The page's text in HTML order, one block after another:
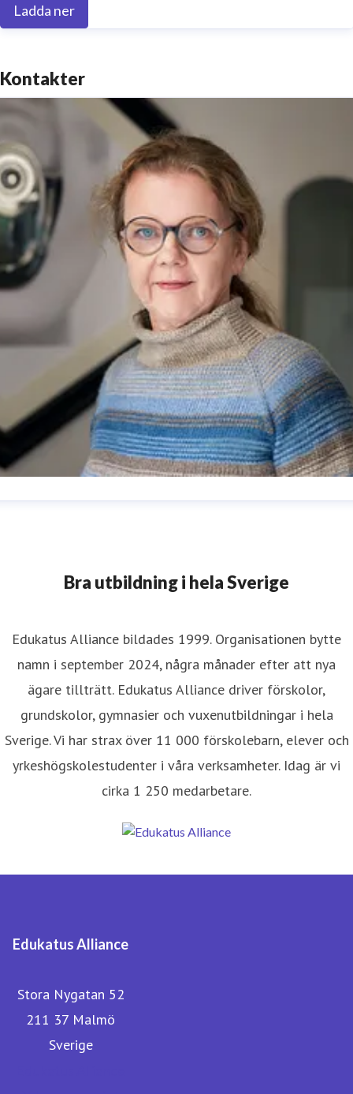
Ladda ner
Kontakter
Bra utbildning i hela Sverige
Edukatus Alliance bildades 1999. Organisationen bytte
namn i september 2024, några månader efter att nya
ägare tillträtt. Edukatus Alliance driver förskolor,
grundskolor, gymnasier och vuxenutbildningar i hela
Sverige. Vi har strax över 11 000 förskolebarn, elever och
yrkeshögskolestudenter i våra verksamheter. Idag är vi
cirka 1 250 medarbetare.
Edukatus Alliance
Stora Nygatan 52
211 37 Malmö
Sverige